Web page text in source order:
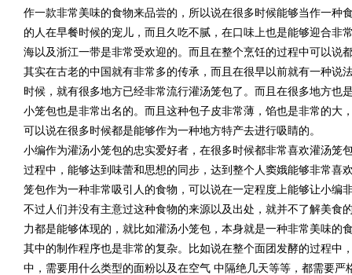
作一款非常美味的食物来品尝的，所以说在很多时候能够当作一种
的人在早餐时候的宠儿，而且久吃不腻，在口味上也是能够迎合非
海以及浙江一带是非常受欢迎的。而且在整个烹饪的过程中可以说
其实在古老的中国就有非常多的传承，而且在很早以前就有一种说
时候，就有很多地方已经非常流行灌汤笼包了。而且在很多地方也
小笼包也是非常出名的。而且这种包子皮非常薄，馅也是非常的大
可以说在很多时候都是能够作为一种地方特产去进行吸睛的。
小编作为灌汤小笼包的忠实爱好者，在很多时候都非常喜欢灌汤笼
过程中，能够达到味蕾和思想的同步，达到整个人窦娥能够非常喜
笼包作为一种非常吸引人的食物，可以说在一定程度上能够让小编
不过人们并没有主意过这种食物的来源以及出处，就并不了解美食
力都是能够体现的，就比如灌汤小笼包，本身就是一种非常美味的
其中的制作程序也是非常的复杂。比如说在整个面团发酵的过程中
中，需要用什么类型的面粉以及在空气 中隔绝几天等等，都需要